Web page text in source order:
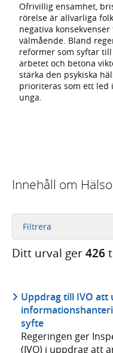
Ofrivillig ensamhet,
rörelse är allvarliga
negativa
välmående. Bland
reformer som syftar
arbetet och betona
stärka den psykiska
prioriteras som ett led
unga.
Innehåll om
Filtrera
Ditt urval ger426
Uppdrag till IVO att
syfte
Regeringen ger
(IVO) i uppdrag att